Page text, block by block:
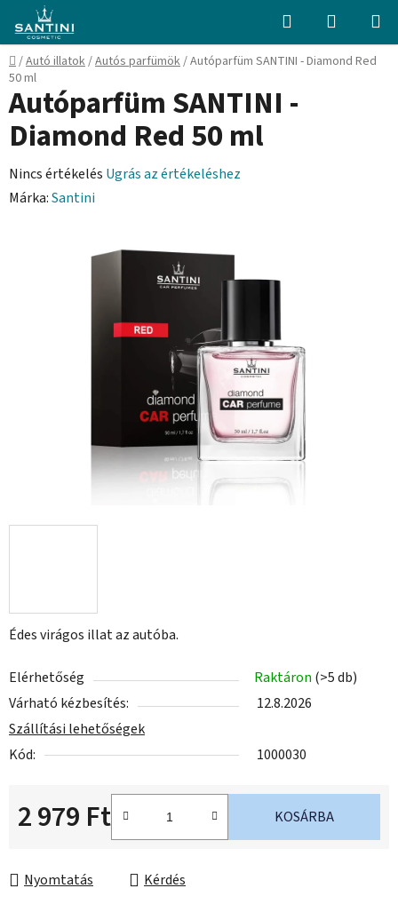
fő
tartalomhoz
Keresés KOSÁR
Kezdőlap
/Autó illatok/Autós parfümök/Autóparfüm SANTINI - Diamond Red
50 ml
Édes virágos illat az autóba.
Elérhetőség Raktáron (>5 db)
Várható kézbesítés:
12.8.2026
Szállítási lehetőségek
Kód:
1000030
2 979 Ft KOSÁRBA
Nyomtatás Kérdés
Autóparfüm SANTINI -
Diamond Red 50 ml
A
termék
Nincs értékelés Ugrás az értékeléshez
Márka:Santini